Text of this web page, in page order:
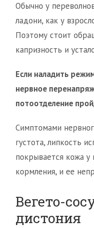
Обычно у
ладони, как у
Поэтому стоит
капризность и
Если наладить
нервное
потоотделение
Симптомами
густота, липкость
покрывается кожа у
кормления, и ее
Вегето-
дистония